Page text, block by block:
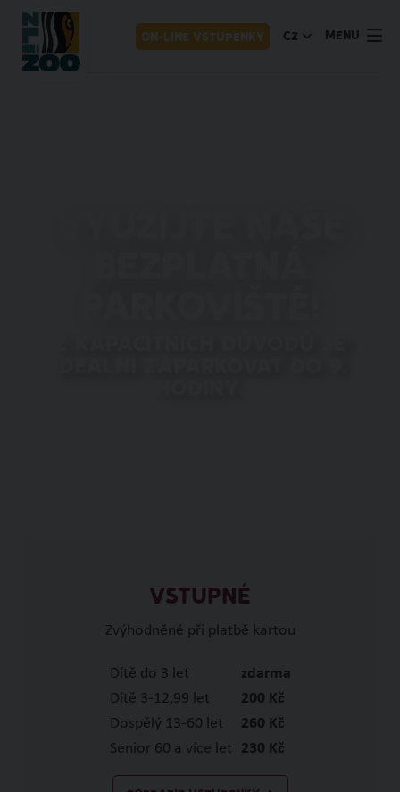
ON-LINE VSTUPENKY CZ MENU
VSTUPNÉ
Zvýhodněné při platbě kartou
Dítě do 3 let
zdarma
Dítě 3-12,99 let
200 Kč
Dospělý 13-60 let
260 Kč
Senior 60 a více let
230 Kč